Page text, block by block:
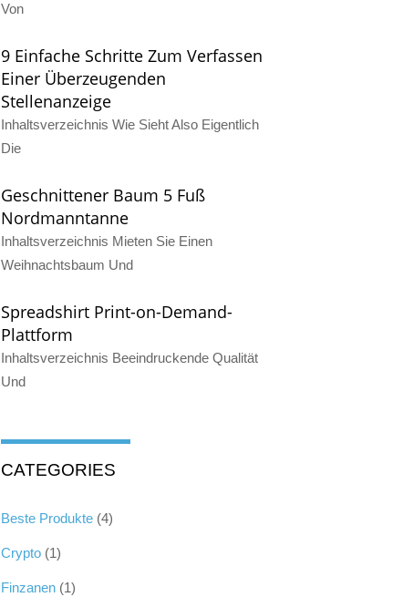
Von
9 Einfache Schritte Zum Verfassen
Einer Überzeugenden
Stellenanzeige
Inhaltsverzeichnis Wie Sieht Also Eigentlich
Die
Geschnittener Baum 5 Fuß
Nordmanntanne
Inhaltsverzeichnis Mieten Sie Einen
Weihnachtsbaum Und
Spreadshirt Print-on-Demand-
Plattform
Inhaltsverzeichnis Beeindruckende Qualität
Und
CATEGORIES
Beste Produkte (4)
Crypto (1)
Finzanen (1)